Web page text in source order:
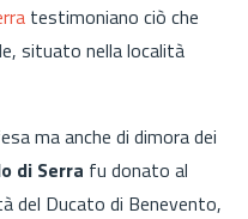
testimoniano ciò che
situato nella località
ma anche di dimora dei
di Serra fu donato al
del Ducato di Benevento,